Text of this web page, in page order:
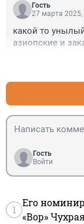
Гость
27 марта 2025,
какой то
азиопские и
Гость
Войти
1
Его
«Вор»